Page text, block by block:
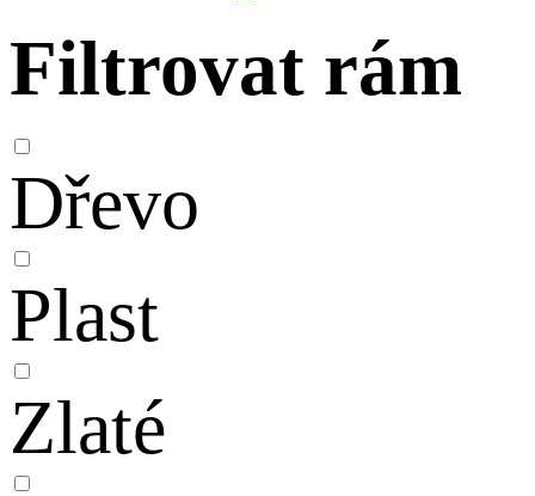
Filtrovat rám
Dřevo
Plast
Zlaté